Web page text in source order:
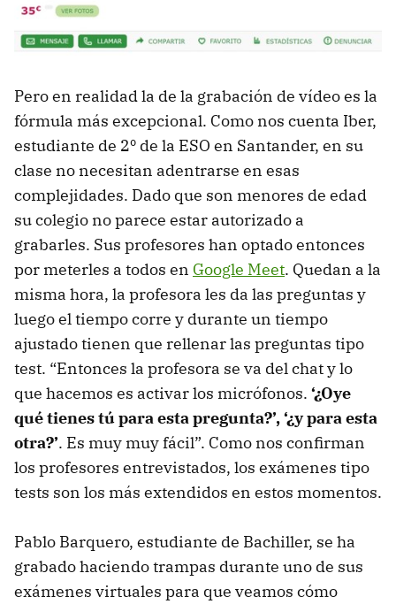
Pero en realidad la de la grabación de vídeo es la
fórmula más excepcional. Como nos cuenta Iber,
estudiante de 2º de la ESO en Santander, en su
clase no necesitan adentrarse en esas
complejidades. Dado que son menores de edad
su colegio no parece estar autorizado a
grabarles. Sus profesores han optado entonces
por meterles a todos en Google Meet. Quedan a la
misma hora, la profesora les da las preguntas y
luego el tiempo corre y durante un tiempo
ajustado tienen que rellenar las preguntas tipo
test. “Entonces la profesora se va del chat y lo
que hacemos es activar los micrófonos. ‘¿Oye
qué tienes tú para esta pregunta?’, ‘¿y para esta
otra?’. Es muy muy fácil”. Como nos confirman
los profesores entrevistados, los exámenes tipo
tests son los más extendidos en estos momentos.
Pablo Barquero, estudiante de Bachiller, se ha
grabado haciendo trampas durante uno de sus
exámenes virtuales para que veamos cómo